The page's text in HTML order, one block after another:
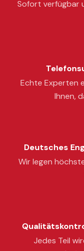
Sofort verfügbar
Echte Experten
Ihnen,
Deutsches
Wir legen
Jedes Teil